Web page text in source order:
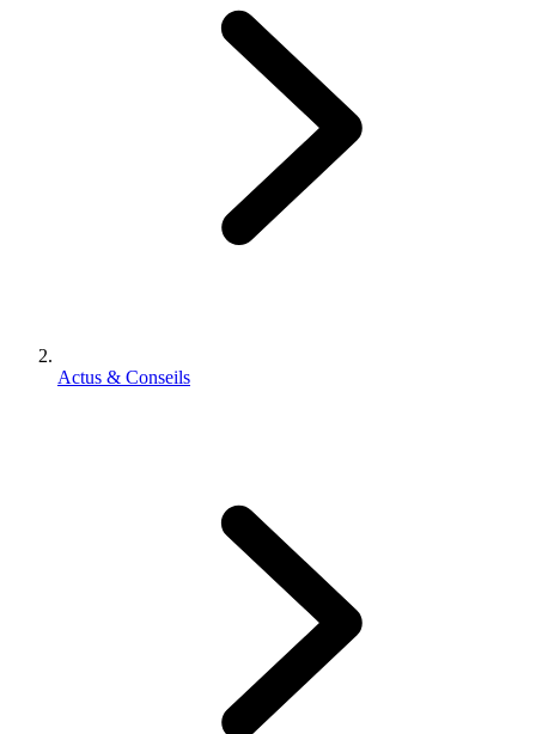
Actus & Conseils